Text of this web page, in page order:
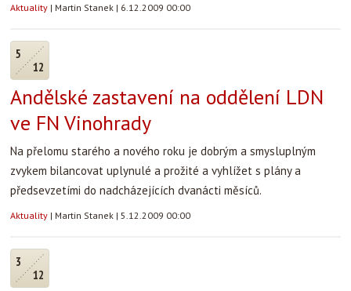
Aktuality | Martin Stanek | 6.12.2009 00:00
5
12
Andělské zastavení na oddělení LDN
ve FN Vinohrady
Na přelomu starého a nového roku je dobrým a smysluplným
zvykem bilancovat uplynulé a prožité a vyhlížet s plány a
předsevzetími do nadcházejících dvanácti měsíců.
Aktuality | Martin Stanek | 5.12.2009 00:00
3
12